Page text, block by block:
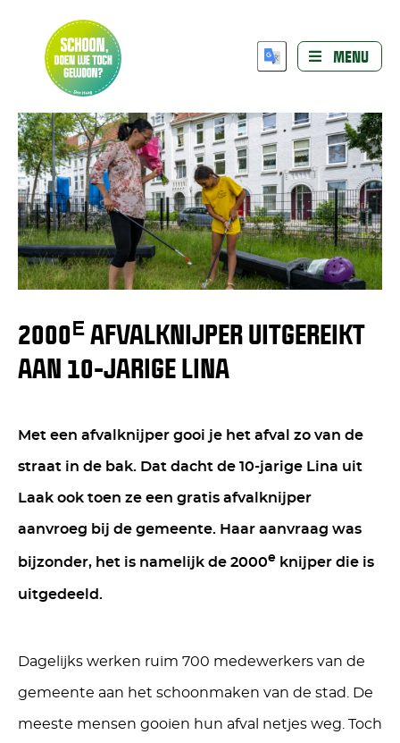
MENU
2000 E AFVALKNIJPER UITGEREIKT
AAN 10-JARIGE LINA
Met een afvalknijper gooi je het afval zo van de
straat in de bak. Dat dacht de 10-jarige Lina uit
Laak ook toen ze een gratis afvalknijper
aanvroeg bij de gemeente. Haar aanvraag was
bijzonder, het is namelijk de 2000e knijper die is
uitgedeeld.
Dagelijks werken ruim 700 medewerkers van de
gemeente aan het schoonmaken van de stad. De
meeste mensen gooien hun afval netjes weg. Toch